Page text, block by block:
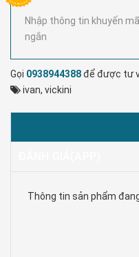
Nhập thông tin khuyến
ngắn
Gọi 0938944388để được tư
ivan, vickini
Thông tin sản phẩm